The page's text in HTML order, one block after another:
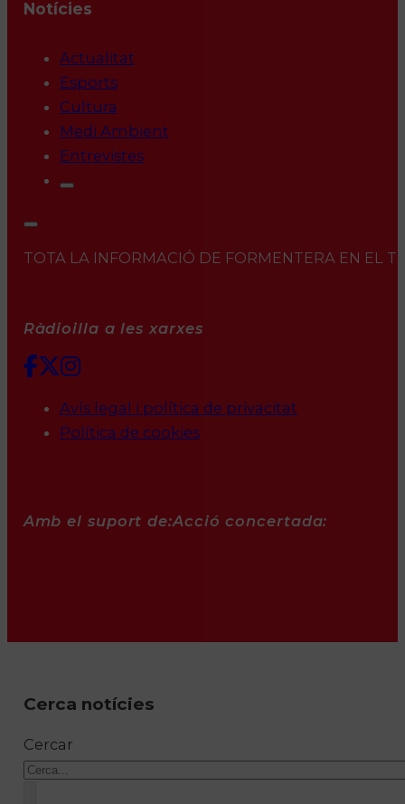
Notícies
Actualitat
Esports
Cultura
Medi Ambient
Entrevistes
TOTA LA INFORMACIÓ DE FORMENTERA EN EL
Ràdioilla a les xarxes
Avís legal i política de privacitat
Política de cookies
Amb el suport de:Acció concertada:
Cerca notícies
Cercar